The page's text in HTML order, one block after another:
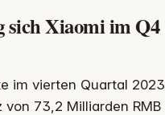
sich Xiaomi im Q4
im vierten Quartal 2023
von 73,2 Milliarden RMB